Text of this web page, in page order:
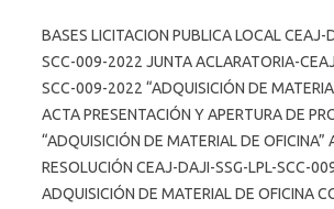
BASES LICITACION PUBLICA LOCAL CEAJ-
SCC-009-2022 JUNTA ACLARATORIA-
SCC-009-2022 “ADQUISICIÓN DE
ACTA PRESENTACIÓN Y APERTURA DE
“ADQUISICIÓN DE MATERIAL DE OFICINA”
RESOLUCIÓN CEAJ-DAJI-SSG-LPL-SCC-
ADQUISICIÓN DE MATERIAL DE OFICINA